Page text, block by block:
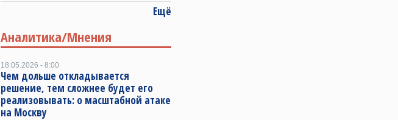
Ещё
Аналитика/Мнения
18.05.2026 - 8:00
Чем дольше откладывается
решение, тем сложнее будет его
реализовывать: о масштабной атаке
на Москву